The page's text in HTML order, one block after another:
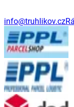
info@truhlikov.cz